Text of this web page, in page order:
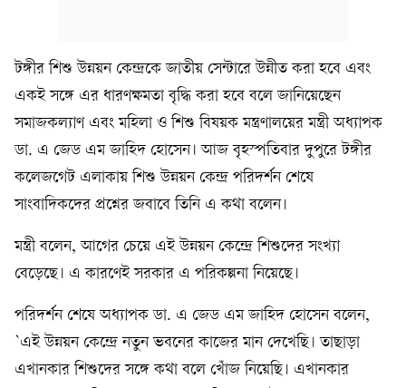
টঙ্গীর শিশু উন্নয়ন কেন্দ্রকে জাতীয় সেন্টারে উন্নীত করা হবে এবং
একই সঙ্গে এর ধারণক্ষমতা বৃদ্ধি করা হবে বলে জানিয়েছেন
সমাজকল্যাণ এবং মহিলা ও শিশু বিষয়ক মন্ত্রণালয়ের মন্ত্রী অধ্যাপক
ডা. এ জেড এম জাহিদ হোসেন। আজ বৃহস্পতিবার দুপুরে টঙ্গীর
কলেজগেট এলাকায় শিশু উন্নয়ন কেন্দ্র পরিদর্শন শেষে
সাংবাদিকদের প্রশ্নের জবাবে তিনি এ কথা বলেন।
মন্ত্রী বলেন, আগের চেয়ে এই উন্নয়ন কেন্দ্রে শিশুদের সংখ্যা
বেড়েছে। এ কারণেই সরকার এ পরিকল্পনা নিয়েছে।
পরিদর্শন শেষে অধ্যাপক ডা. এ জেড এম জাহিদ হোসেন বলেন,
`এই উন্নয়ন কেন্দ্রে নতুন ভবনের কাজের মান দেখেছি। তাছাড়া
এখানকার শিশুদের সঙ্গে কথা বলে খোঁজ নিয়েছি। এখানকার